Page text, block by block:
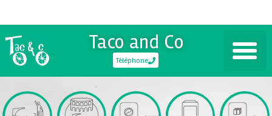
Taco and Co
Téléphone